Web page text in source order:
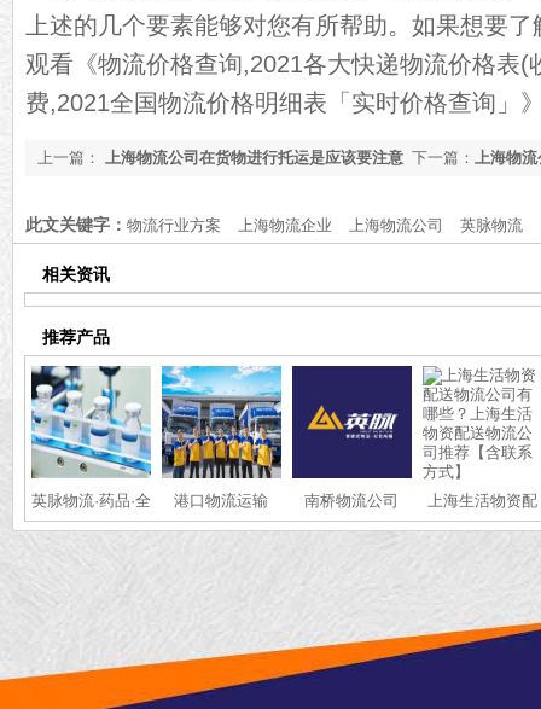
上述的几个要素能够对您有所帮助。如果想要
观看《物流价格查询,2021各大快递物流价格表(
费,2021全国物流价格明细表「实时价格查询」
下一篇： 上海物
上一篇： 上海物流公司在货物进行托运是应该要注意
此文关键字： 物流行业方案 上海物流企业 上海物流公司 英脉物流
相关资讯
推荐产品
英脉物流·药品·全
国冷链运输
港口物流运输 南桥物流公司
上海生活物资配
送物流公司有哪
式】